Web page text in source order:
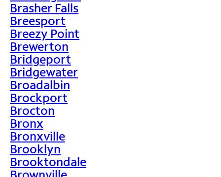
Brasher Falls
Breesport
Breezy Point
Brewerton
Bridgeport
Bridgewater
Broadalbin
Brockport
Brocton
Bronx
Bronxville
Brooklyn
Brooktondale